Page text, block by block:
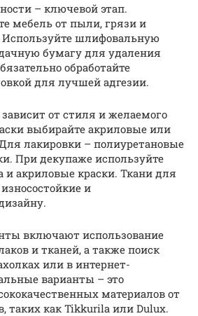
– ключевой этап.
мебель от пыли, грязи и
Используйте шлифовальную
бумагу для удаления
обработайте
для лучшей адгезии.
от стиля и желаемого
выбирайте акриловые или
лакировки – полиуретановые
При декупаже используйте
и акриловые краски. Ткани для
и
включают использование
и тканей, а также поиск
или в интернет-
варианты – это
материалов от
таких как Tikkurila или Dulux.